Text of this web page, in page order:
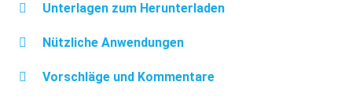
Unterlagen zum Herunterladen
Nützliche Anwendungen
Vorschläge und Kommentare